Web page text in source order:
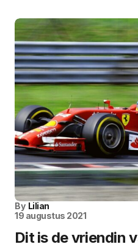
By Lilian
19 augustus 2021
Dit is de vriendin